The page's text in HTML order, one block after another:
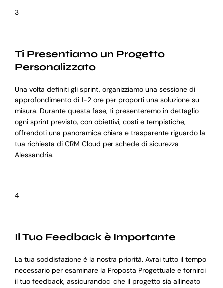
3
Ti Presentiamo un Progetto
Personalizzato
Una volta definiti gli sprint, organizziamo una sessione di
approfondimento di 1-2 ore per proporti una soluzione su
misura. Durante questa fase, ti presenteremo in dettaglio
ogni sprint previsto, con obiettivi, costi e tempistiche,
offrendoti una panoramica chiara e trasparente riguardo la
tua richiesta di CRM Cloud per schede di sicurezza
Alessandria.
4
Il Tuo Feedback è Importante
La tua soddisfazione è la nostra priorità. Avrai tutto il tempo
necessario per esaminare la Proposta Progettuale e fornirci
il tuo feedback, assicurandoci che il progetto sia allineato